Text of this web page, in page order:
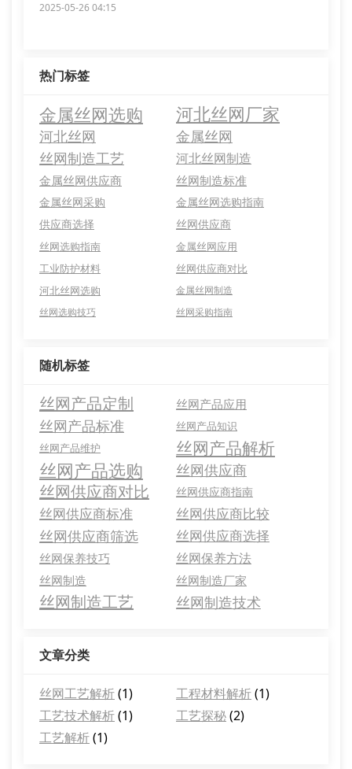
2025-05-26 04:15
热门标签
金属丝网选购 河北丝网厂家
河北丝网
金属丝网
丝网制造工艺
河北丝网制造
金属丝网供应商 丝网制造标准
金属丝网采购
金属丝网选购指南
供应商选择
丝网供应商
丝网选购指南
金属丝网应用
工业防护材料
丝网供应商对比
河北丝网选购
金属丝网制造
丝网选购技巧
丝网采购指南
随机标签
丝网产品定制 丝网产品应用
丝网产品标准
丝网产品知识
丝网产品维护
丝网产品解析
丝网产品选购 丝网供应商
丝网供应商对比 丝网供应商指南
丝网供应商标准 丝网供应商比较
丝网供应商筛选 丝网供应商选择
丝网保养技巧 丝网保养方法
丝网制造 丝网制造厂家
丝网制造工艺 丝网制造技术
文章分类
丝网工艺解析(1) 工程材料解析(1)
工艺技术解析(1) 工艺探秘(2)
工艺解析(1)